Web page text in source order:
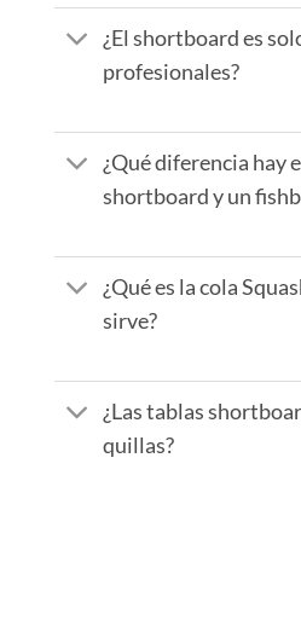
¿El shortboard es
profesionales?
¿Qué diferencia hay
shortboard y un
¿Qué es la cola
sirve?
¿Las tablas
quillas?